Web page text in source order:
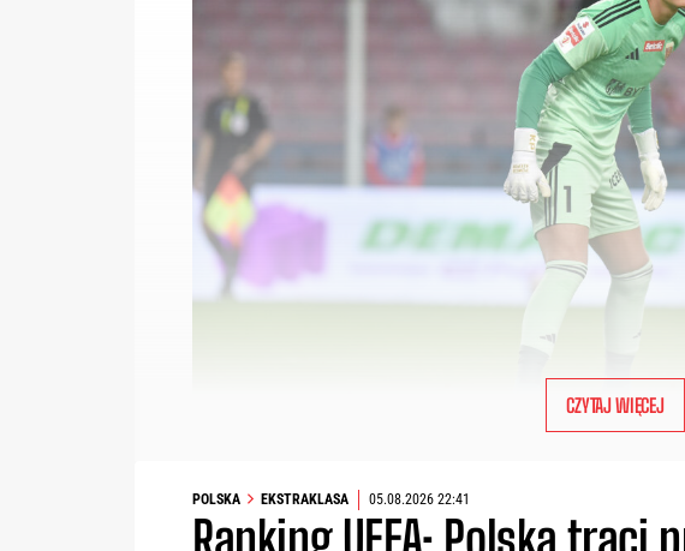
CZYTAJ WIĘCEJ
POLSKA EKSTRAKLASA 05.08.2026 22:41
Ranking UEFA: Polska traci